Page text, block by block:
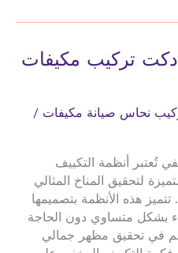
تركيب مكيفات
نحاس صيانة مكيفات /
تُعتبر أنظمة التكييف
لتحقيق المناخ المثالي
تتميز هذه الأنظمة بتصميمها
بشكل متساوي دون الحاجة
في تحقيق مظهر جمالي